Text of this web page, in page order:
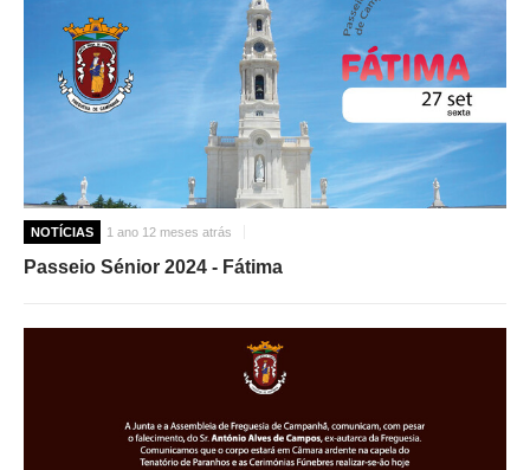
NOTÍCIAS 1 ano 12 meses atrás
Passeio Sénior 2024 - Fátima